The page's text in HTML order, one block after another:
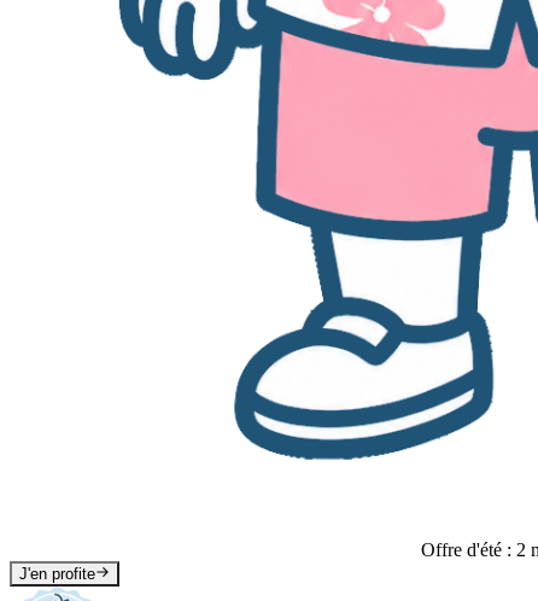
Offre d'été : 2
J'en profite